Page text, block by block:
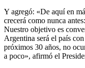
Y agregó: «De aquí en
crecerá como nunca
Nuestro objetivo es
Argentina será el país
próximos 30 años, no
a poco», afirmó el